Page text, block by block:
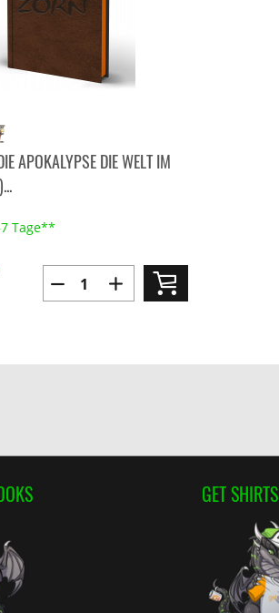
APOKALYPSE DIE WELT IM
Tage**
GET SHIRTS